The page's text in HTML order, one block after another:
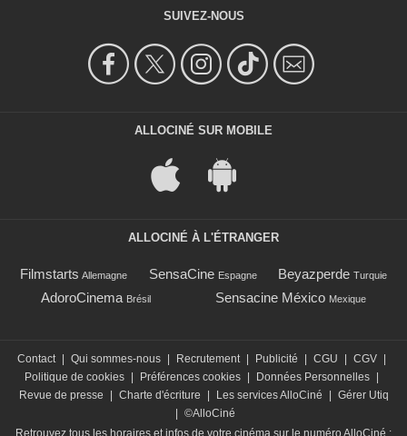
SUIVEZ-NOUS
ALLOCINÉ SUR MOBILE
ALLOCINÉ À L'ÉTRANGER
Filmstarts Allemagne SensaCine Espagne Beyazperde Turquie
AdoroCinema Brésil Sensacine México Mexique
Contact Qui sommes-nous Recrutement Publicité CGU CGV
Politique de cookies
Préférences cookies Données Personnelles
Revue de presse
Charte d'écriture Les services AlloCiné
Gérer Utiq
©AlloCiné